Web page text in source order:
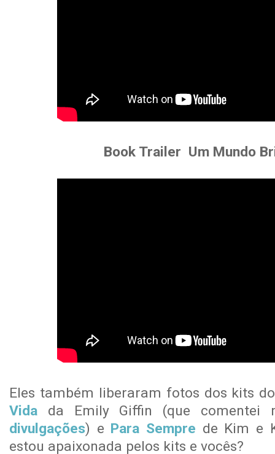
Book Trailer Um Mundo
Eles também liberaram fotos dos kits
Vida da Emily Giffin (que comentei
divulgações) e Para Sempre de Kim e
estou apaixonada pelos kits e vocês?